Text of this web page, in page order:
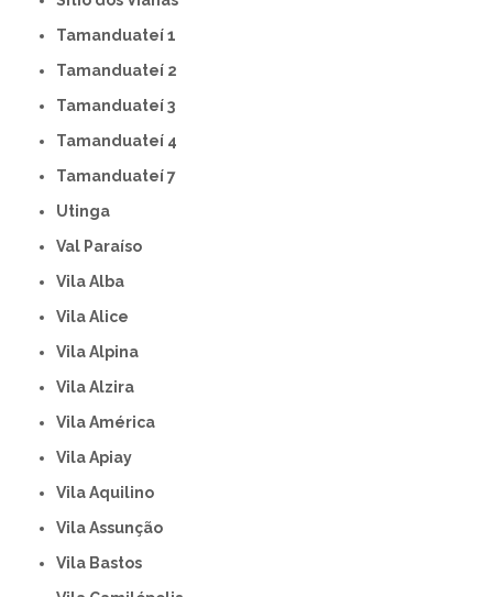
Tamanduateí 1
Tamanduateí 2
Tamanduateí 3
Tamanduateí 4
Tamanduateí 7
Utinga
Val Paraíso
Vila Alba
Vila Alice
Vila Alpina
Vila Alzira
Vila América
Vila Apiay
Vila Aquilino
Vila Assunção
Vila Bastos